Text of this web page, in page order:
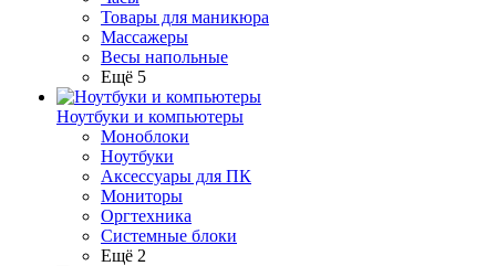
Товары для маникюра
Массажеры
Весы напольные
Ещё 5
Ноутбуки и компьютеры
Моноблоки
Ноутбуки
Аксессуары для ПК
Мониторы
Оргтехника
Системные блоки
Ещё 2